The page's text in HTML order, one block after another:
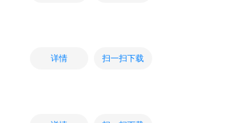
详情 扫一扫下载